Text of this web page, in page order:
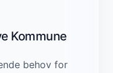
Kommune
behov for